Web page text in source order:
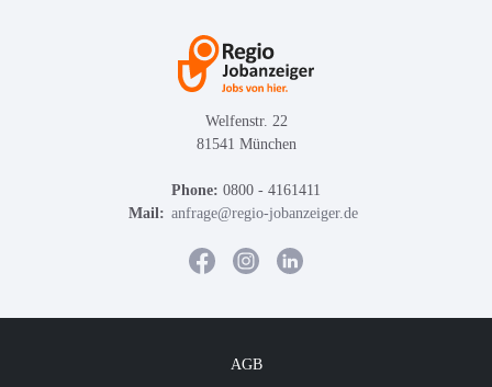
Welfenstr. 22
81541 München
Phone: 0800 - 4161411
Mail: anfrage@regio-jobanzeiger.de
AGB